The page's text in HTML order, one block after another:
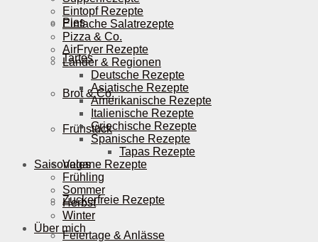
Pies
Tartes
Brot & Co.
Frühstück
Vegane Rezepte
Zuckerfreie Rezepte
Feiertage & Anlässe
Eintopf Rezepte
Einfache Salatrezepte
Pizza & Co.
AirFryer Rezepte
Länder & Regionen
Deutsche Rezepte
Asiatische Rezepte
Amerikanische Rezepte
Italienische Rezepte
Griechische Rezepte
Spanische Rezepte
Tapas Rezepte
Saisonales
Frühling
Sommer
Herbst
Winter
Über mich